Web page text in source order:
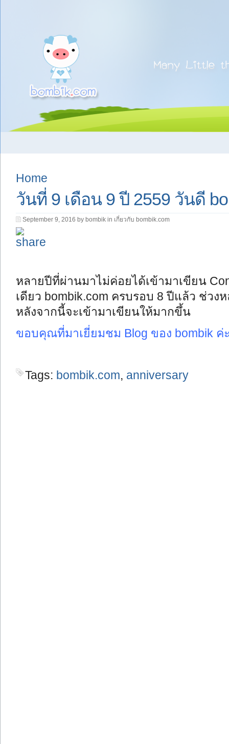
Home
วันที่ 9 เดือน 9 ปี 2559 วันดี
September 9, 2016 by bombik in เกี่ยวกับ bombik.com
หลายปีที่ผ่านมาไม่ค่อยได้เข้ามาเขียน
เดียว bombik.com ครบรอบ 8 ปีแล้ว ช่วง
หลังจากนี้จะเข้ามาเขียนให้มากขึ้น
ขอบคุณที่มาเยี่ยมชม Blog ของ bombik ค่
Tags: bombik.com, anniversary